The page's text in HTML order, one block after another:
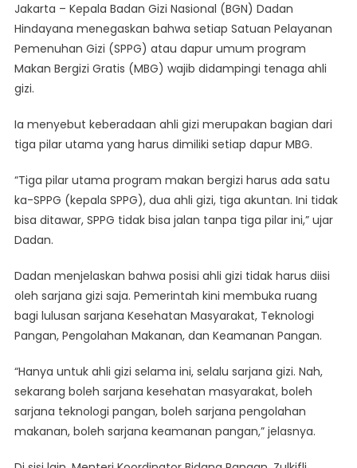
Jakarta – Kepala Badan Gizi Nasional (BGN) Dadan
Hindayana menegaskan bahwa setiap Satuan Pelayanan
Pemenuhan Gizi (SPPG) atau dapur umum program
Makan Bergizi Gratis (MBG) wajib didampingi tenaga ahli
gizi.
Ia menyebut keberadaan ahli gizi merupakan bagian dari
tiga pilar utama yang harus dimiliki setiap dapur MBG.
“Tiga pilar utama program makan bergizi harus ada satu
ka-SPPG (kepala SPPG), dua ahli gizi, tiga akuntan. Ini tidak
bisa ditawar, SPPG tidak bisa jalan tanpa tiga pilar ini,” ujar
Dadan.
Dadan menjelaskan bahwa posisi ahli gizi tidak harus diisi
oleh sarjana gizi saja. Pemerintah kini membuka ruang
bagi lulusan sarjana Kesehatan Masyarakat, Teknologi
Pangan, Pengolahan Makanan, dan Keamanan Pangan.
“Hanya untuk ahli gizi selama ini, selalu sarjana gizi. Nah,
sekarang boleh sarjana kesehatan masyarakat, boleh
sarjana teknologi pangan, boleh sarjana pengolahan
makanan, boleh sarjana keamanan pangan,” jelasnya.